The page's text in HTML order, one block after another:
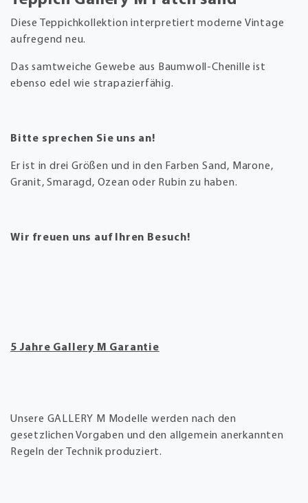
Diese Teppichkollektion interpretiert moderne Vintage
aufregend neu.
Das samtweiche Gewebe aus Baumwoll-Chenille ist
ebenso edel wie strapazierfähig.
Bitte sprechen Sie uns an!
Er ist in drei Größen und in den Farben Sand, Marone,
Granit, Smaragd, Ozean oder Rubin zu haben.
Wir freuen uns auf Ihren Besuch!
5 Jahre Gallery M Garantie
Unsere GALLERY M Modelle werden nach den
gesetzlichen Vorgaben und den allgemein anerkannten
Regeln der Technik produziert.